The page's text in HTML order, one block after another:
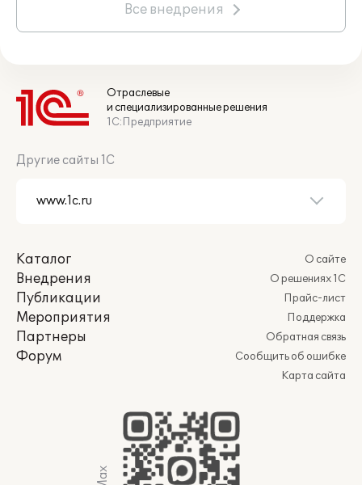
Все внедрения
Отраслевые
и специализированные решения
1С:Предприятие
Другие сайты 1С
Каталог
Внедрения
Публикации
Мероприятия
Партнеры
Форум
О сайте
О решениях 1С
Прайс-лист
Поддержка
Обратная связь
Сообщить об ошибке
Карта сайта